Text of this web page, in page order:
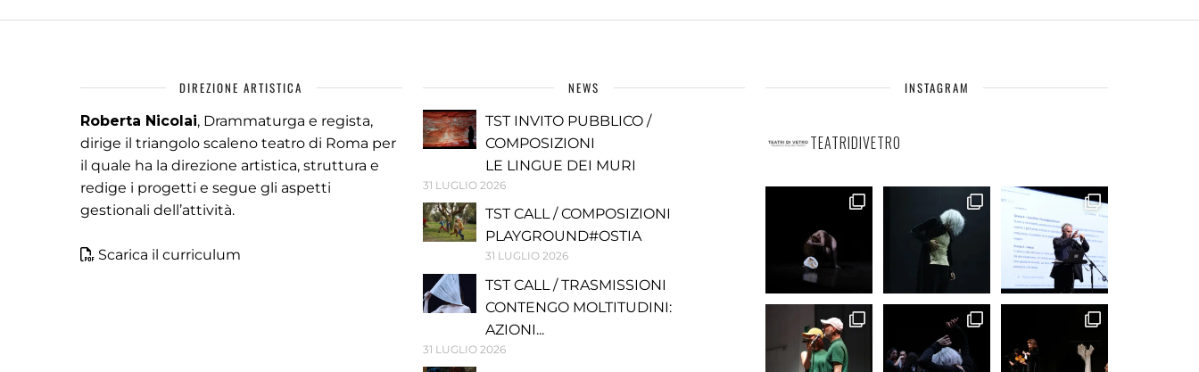
DIREZIONE ARTISTICA
Roberta Nicolai, Drammaturga e regista,
dirige il triangolo scaleno teatro di Roma per
il quale ha la direzione artistica, struttura e
redige i progetti e segue gli aspetti
gestionali dell’attività.
Scarica il curriculum
NEWS
TST INVITO PUBBLICO /
COMPOSIZIONI
LE LINGUE DEI MURI
31 LUGLIO 2026
TST CALL / COMPOSIZIONI
PLAYGROUND#OSTIA
31 LUGLIO 2026
TST CALL / TRASMISSIONI
CONTENGO MOLTITUDINI:
AZIONI...
31 LUGLIO 2026
INSTAGRAM
TEATRIDIVETRO